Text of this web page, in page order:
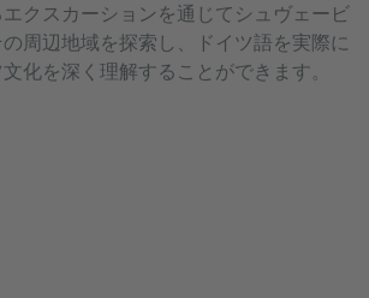
クスカーションを通じてシュヴェービ
周辺地域を探索し、ドイツ語を実際に
化を深く理解することができます。